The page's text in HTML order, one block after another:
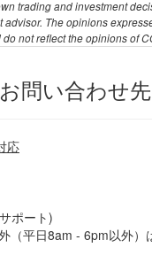
trading and investment
advisor. The opinions
not reflect the opinions of
お問い合わせ先
応
ポート)
（平日8am - 6pm以外）